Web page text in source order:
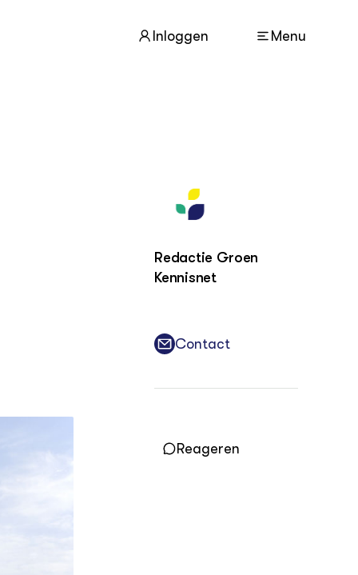
Inloggen Menu
Columns & Blogs
Wiki Groen Kennisnet
Redactie Groen
Kennisnet
Contact
Reageren